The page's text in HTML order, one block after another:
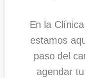
En la
estamos
paso del
agendar